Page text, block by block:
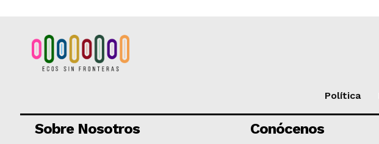
Política
Sobre Nosotros Conócenos